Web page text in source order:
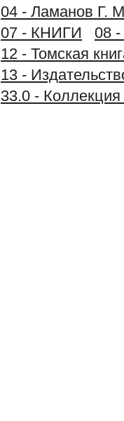
04 - Ламанов Г.
07 - КНИГИ
08
12 - Томская
13 -
33.0 -